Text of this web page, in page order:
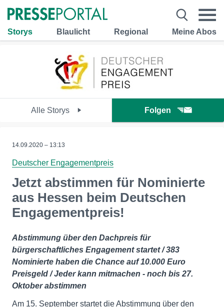
Storys Blaulicht Regional Meine Abos
Alle Storys Folgen
14.09.2020 – 13:13
Deutscher Engagementpreis
Jetzt abstimmen für Nominierte
aus Hessen beim Deutschen
Engagementpreis!
Abstimmung über den Dachpreis für
bürgerschaftliches Engagement startet / 383
Nominierte haben die Chance auf 10.000 Euro
Preisgeld / Jeder kann mitmachen - noch bis 27.
Oktober abstimmen
Am 15. September startet die Abstimmung über den